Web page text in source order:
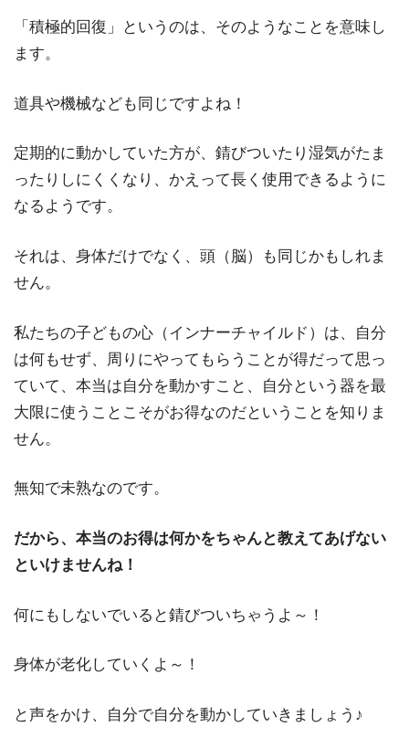
「積極的回復」というのは、そのようなことを意味し
ます。
道具や機械なども同じですよね！
定期的に動かしていた方が、錆びついたり湿気がたま
ったりしにくくなり、かえって長く使用できるように
なるようです。
それは、身体だけでなく、頭（脳）も同じかもしれま
せん。
私たちの子どもの心（インナーチャイルド）は、自分
は何もせず、周りにやってもらうことが得だって思っ
ていて、本当は自分を動かすこと、自分という器を最
大限に使うことこそがお得なのだということを知りま
せん。
無知で未熟なのです。
だから、本当のお得は何かをちゃんと教えてあげない
といけませんね！
何にもしないでいると錆びついちゃうよ～！
身体が老化していくよ～！
と声をかけ、自分で自分を動かしていきましょう♪